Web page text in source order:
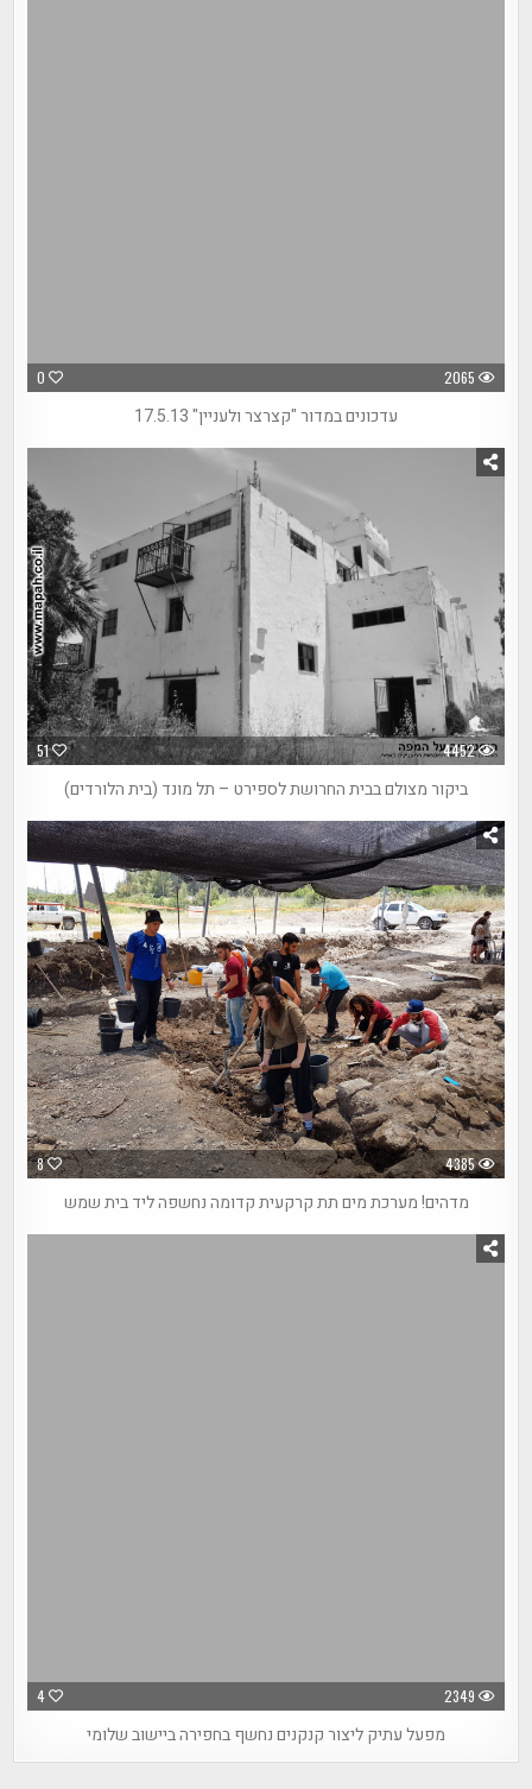
0 2065
עדכונים במדור "קצרצר ולעניין" 17.5.13
51 4452
ביקור מצולם בבית החרושת לספירט – תל מונד (בית הלורדים)
8 4385
מדהים! מערכת מים תת קרקעית קדומה נחשפה ליד בית שמש
4 2349
מפעל עתיק ליצור קנקנים נחשף בחפירה ביישוב שלומי